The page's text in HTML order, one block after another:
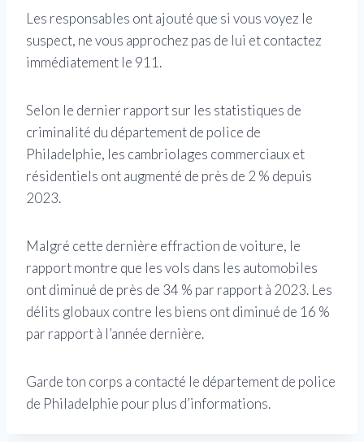
Les responsables ont ajouté que si vous voyez le
suspect, ne vous approchez pas de lui et contactez
immédiatement le 911.
Selon le dernier rapport sur les statistiques de
criminalité du département de police de
Philadelphie, les cambriolages commerciaux et
résidentiels ont augmenté de près de 2 % depuis
2023.
Malgré cette dernière effraction de voiture, le
rapport montre que les vols dans les automobiles
ont diminué de près de 34 % par rapport à 2023. Les
délits globaux contre les biens ont diminué de 16 %
par rapport à l’année dernière.
Garde ton corps a contacté le département de police
de Philadelphie pour plus d’informations.